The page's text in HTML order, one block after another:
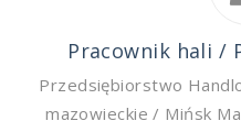
Pracownik hali /
Przedsiębiorstwo
mazowieckie / Mińsk